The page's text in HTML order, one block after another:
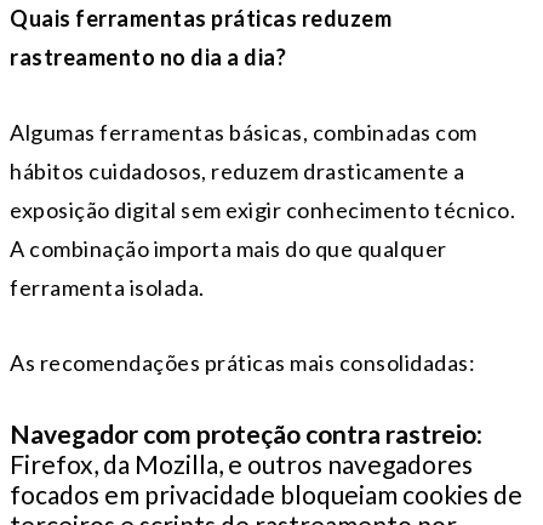
Quais ferramentas práticas reduzem
rastreamento no dia a dia?
Algumas ferramentas básicas, combinadas com
hábitos cuidadosos, reduzem drasticamente a
exposição digital sem exigir conhecimento técnico.
A combinação importa mais do que qualquer
ferramenta isolada.
As recomendações práticas mais consolidadas:
Navegador com proteção contra rastreio:
Firefox, da Mozilla, e outros navegadores
focados em privacidade bloqueiam cookies de